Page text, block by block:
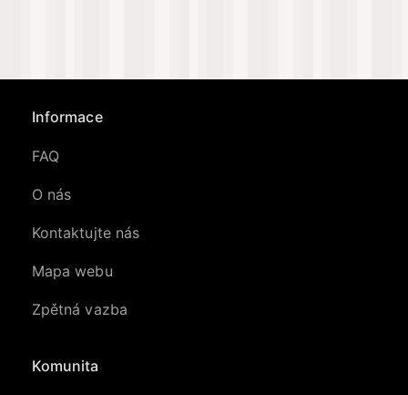
Informace
FAQ
O nás
Kontaktujte nás
Mapa webu
Zpětná vazba
Komunita